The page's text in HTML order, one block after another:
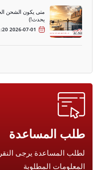
متى يكون الشحن
يحدث!)
2026-07-01 12:11:20
طلب المساعدة
لطلب المساعدة يرجى
المعلومات المطلوبة